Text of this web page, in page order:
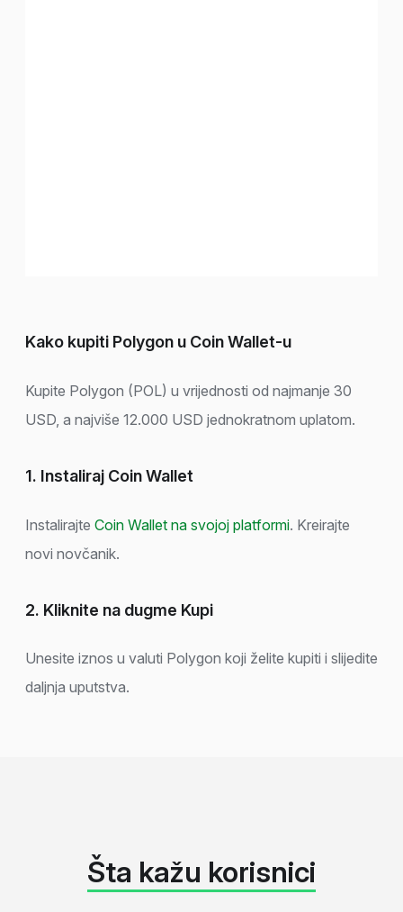
Kako kupiti Polygon u Coin Wallet-u
Kupite Polygon (POL) u vrijednosti od najmanje 30
USD, a najviše 12.000 USD jednokratnom uplatom.
1. Instaliraj Coin Wallet
Instalirajte Coin Wallet na svojoj platformi. Kreirajte
novi novčanik.
2. Kliknite na dugme Kupi
Unesite iznos u valuti Polygon koji želite kupiti i slijedite
daljnja uputstva.
Šta kažu korisnici